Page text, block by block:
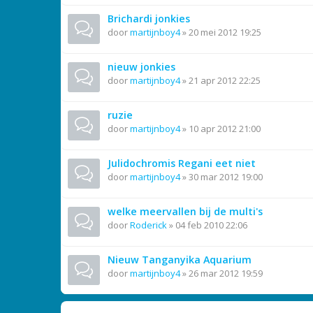
Brichardi jonkies
doormartijnboy4»20 mei 2012 19:25
nieuw jonkies
doormartijnboy4»21 apr 2012 22:25
ruzie
doormartijnboy4» 10 apr 2012 21:00
Julidochromis Regani eet niet
doormartijnboy4»30 mar 2012 19:00
welke meervallen bij de multi's
doorRoderick» 04 feb 2010 22:06
Nieuw Tanganyika Aquarium
doormartijnboy4»26 mar 2012 19:59